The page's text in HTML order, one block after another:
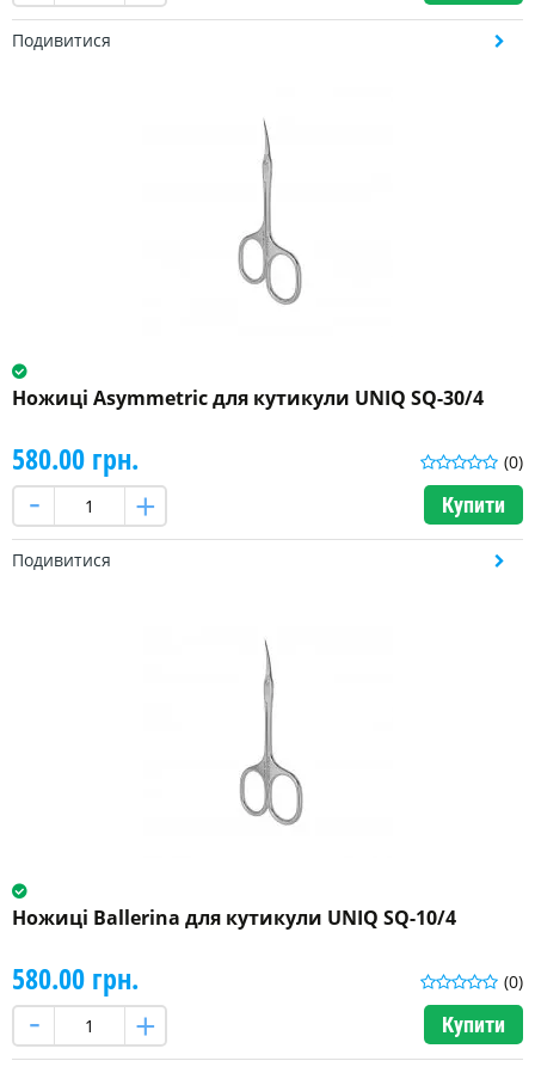
Подивитися
Ножиці Asymmetric для кутикули UNIQ SQ-30/4
(0)
580.00 грн.
Купити
Подивитися
Ножиці Ballerina для кутикули UNIQ SQ-10/4
(0)
580.00 грн.
Купити